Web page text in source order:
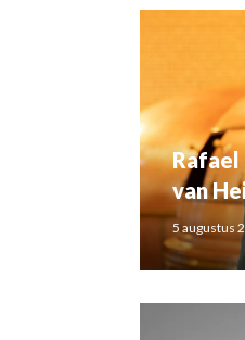
Rafael
van
5 augustus